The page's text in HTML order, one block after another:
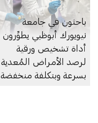
باحثون في جامعة
نيويورك أبوظبي يطوِّرون
أداة تشخيص ورقية
لرصد الأمراض المُعدية
بسرعة وبتكلفة منخفضة